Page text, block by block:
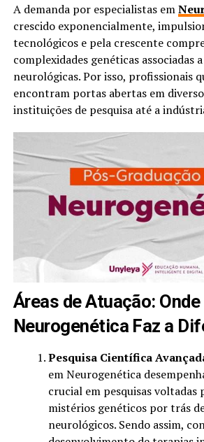
A demanda por especialistas em
crescido exponencialmente,
tecnológicos e pela crescente
complexidades genéticas associadas
neurológicas. Por isso, profissionais
encontram portas abertas em
instituições de pesquisa até a
Áreas de Atuação: Onde
Neurogenética Faz a
Pesquisa Científica
em Neurogenética
crucial em pesquisas voltadas
mistérios genéticos por trás
neurológicos. Sendo assim,